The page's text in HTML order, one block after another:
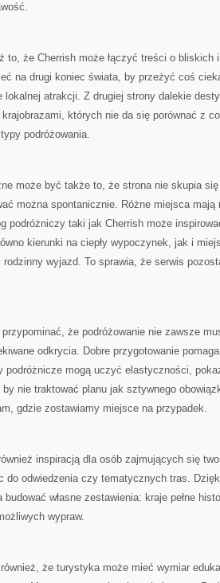
to, że Cherrish może łączyć treści o bliskich
na drugi koniec świata, by przeżyć coś
lokalnej atrakcji. Z drugiej strony dalekie
których nie da się porównać z
podróżowania.
może być także to, że strona nie skupia się
można spontanicznie. Różne miejsca
podróżniczy taki jak Cherrish może
kierunki na ciepły wypoczynek, jak i
wyjazd. To sprawia, że serwis
że podróżowanie nie zawsze
odkrycia. Dobre przygotowanie
podróżnicze mogą uczyć elastyczności,
nie traktować planu jak sztywnego
gdzie zostawiamy miejsce na przypadek.
inspiracją dla osób zajmujących się
do odwiedzenia czy tematycznych tras.
własne zestawienia: kraje pełne
wypraw.
że turystyka może mieć wymiar